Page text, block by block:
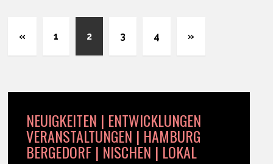
« 1 2 3 4 »
NEUIGKEITEN | ENTWICKLUNGEN
VERANSTALTUNGEN | HAMBURG
BERGEDORF | NISCHEN | LOKAL